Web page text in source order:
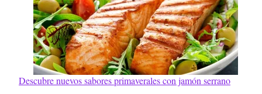
Descubre nuevos sabores primaverales con jamón serrano